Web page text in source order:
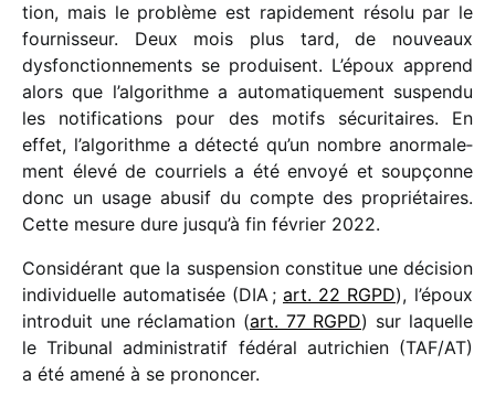
tion, mais le problème est rapi­de­ment résolu par le
four­nis­seur. Deux mois plus tard, de nouveaux
dysfonc­tion­ne­ments se produisent. L’époux apprend
alors que l’algorithme a auto­ma­ti­que­ment suspendu
les noti­fi­ca­tions pour des motifs sécu­ri­taires. En
effet, l’algorithme a détecté qu’un nombre anor­ma­le­
ment élevé de cour­riels a été envoyé et soup­çonne
donc un usage abusif du compte des proprié­taires.
Cette mesure dure jusqu’à fin février 2022.
Considérant que la suspen­sion consti­tue une déci­sion
indi­vi­duelle auto­ma­ti­sée (DIA ; art. 22 RGPD), l’époux
intro­duit une récla­ma­tion (art. 77 RGPD) sur laquelle
le Tribunal admi­nis­tra­tif fédé­ral autri­chien (TAF/​AT)
a été amené à se prononcer.